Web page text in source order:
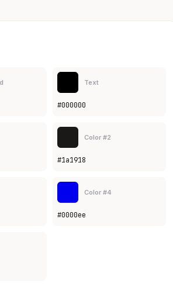
Text
#000000
Color #2
#1a1918
Color #4
#0000ee